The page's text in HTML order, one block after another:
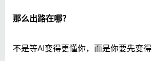
那么出路在哪？
不是等AI变得更懂你，而是你要先变得